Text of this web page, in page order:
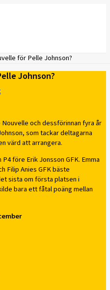
för Pelle Johnson?
Johnson?
och dessförinnan fyra år
som tackar deltagarna
värd att arrangera.
före Erik Jonsson GFK. Emma
Filip Anies GFK bäste
sista om första platsen i
bara ett fåtal poäng mellan